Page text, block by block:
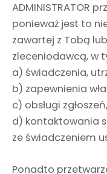
ADMINISTRATOR
ponieważ jest to
zawartej z Tobą
zleceniodawcą, w
a) świadczenia,
b) zapewnienia
c) obsługi
d) kontaktowania
ze świadczeniem
Ponadto